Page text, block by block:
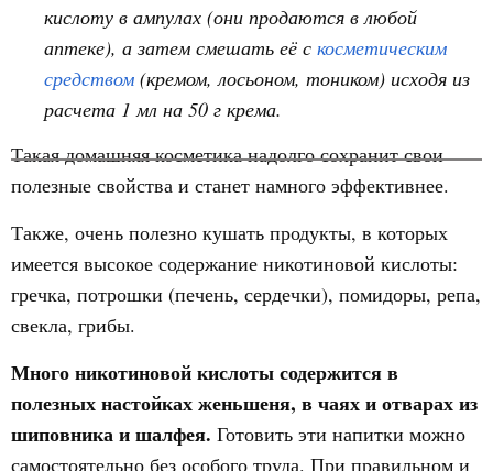
кислоту в ампулах (они продаются в любой
аптеке), а затем смешать её с косметическим
средством (кремом, лосьоном, тоником) исходя из
расчета 1 мл на 50 г крема.
Такая домашняя косметика надолго сохранит свои
полезные свойства и станет намного эффективнее.
Также, очень полезно кушать продукты, в которых
имеется высокое содержание никотиновой кислоты:
гречка, потрошки (печень, сердечки), помидоры, репа,
свекла, грибы.
Много никотиновой кислоты содержится в
полезных настойках женьшеня, в чаях и отварах из
шиповника и шалфея. Готовить эти напитки можно
самостоятельно без особого труда. При правильном и